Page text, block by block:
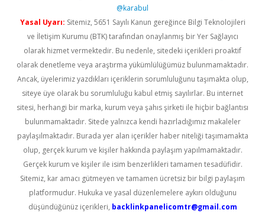
@karabul
Yasal Uyarı: Sitemiz, 5651 Sayılı Kanun gereğince Bilgi Teknolojileri
ve İletişim Kurumu (BTK) tarafından onaylanmış bir Yer Sağlayıcı
olarak hizmet vermektedir. Bu nedenle, sitedeki içerikleri proaktif
olarak denetleme veya araştırma yükümlülüğümüz bulunmamaktadır.
Ancak, üyelerimiz yazdıkları içeriklerin sorumluluğunu taşımakta olup,
siteye üye olarak bu sorumluluğu kabul etmiş sayılırlar. Bu internet
sitesi, herhangi bir marka, kurum veya şahıs şirketi ile hiçbir bağlantısı
bulunmamaktadır. Sitede yalnızca kendi hazırladığımız makaleler
paylaşılmaktadır. Burada yer alan içerikler haber niteliği taşımamakta
olup, gerçek kurum ve kişiler hakkında paylaşım yapılmamaktadır.
Gerçek kurum ve kişiler ile isim benzerlikleri tamamen tesadüfidir.
Sitemiz, kar amacı gütmeyen ve tamamen ücretsiz bir bilgi paylaşım
platformudur. Hukuka ve yasal düzenlemelere aykırı olduğunu
düşündüğünüz içerikleri, backlinkpanelicomtr@gmail.com